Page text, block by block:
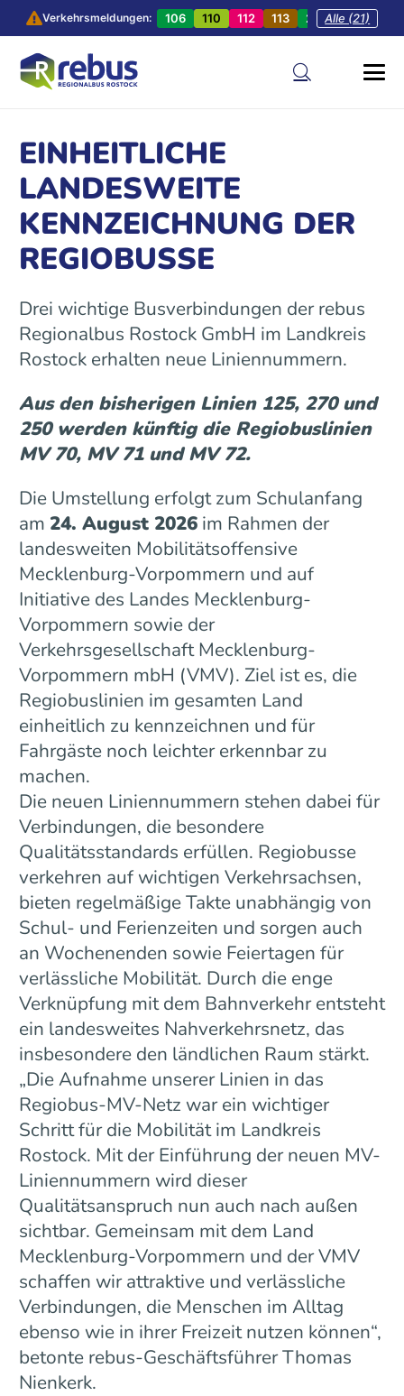
Verkehrsmeldungen: 106 110 112 113 201 202
Alle (21)
EINHEITLICHE
LANDESWEITE
KENNZEICHNUNG DER
REGIOBUSSE
Drei wichtige Busverbindungen der rebus
Regionalbus Rostock GmbH im Landkreis
Rostock erhalten neue Liniennummern.
Aus den bisherigen Linien 125, 270 und
250 werden künftig die Regiobuslinien
MV 70, MV 71 und MV 72.
Die Umstellung erfolgt zum Schulanfang
am 24. August 2026im Rahmen der
landesweiten Mobilitätsoffensive
Mecklenburg-Vorpommern und auf
Initiative des Landes Mecklenburg-
Vorpommern sowie der
Verkehrsgesellschaft Mecklenburg-
Vorpommern mbH (VMV). Ziel ist es, die
Regiobuslinien im gesamten Land
einheitlich zu kennzeichnen und für
Fahrgäste noch leichter erkennbar zu
machen.
Die neuen Liniennummern stehen dabei für
Verbindungen, die besondere
Qualitätsstandards erfüllen. Regiobusse
verkehren auf wichtigen Verkehrsachsen,
bieten regelmäßige Takte unabhängig von
Schul- und Ferienzeiten und sorgen auch
an Wochenenden sowie Feiertagen für
verlässliche Mobilität. Durch die enge
Verknüpfung mit dem Bahnverkehr entsteht
ein landesweites Nahverkehrsnetz, das
insbesondere den ländlichen Raum stärkt.
„Die Aufnahme unserer Linien in das
Regiobus-MV-Netz war ein wichtiger
Schritt für die Mobilität im Landkreis
Rostock. Mit der Einführung der neuen MV-
Liniennummern wird dieser
Qualitätsanspruch nun auch nach außen
sichtbar. Gemeinsam mit dem Land
Mecklenburg-Vorpommern und der VMV
schaffen wir attraktive und verlässliche
Verbindungen, die Menschen im Alltag
ebenso wie in ihrer Freizeit nutzen können“,
betonte rebus-Geschäftsführer Thomas
Nienkerk.